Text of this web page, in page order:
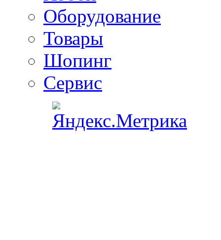
Оборудование
Товары
Шопинг
Сервис